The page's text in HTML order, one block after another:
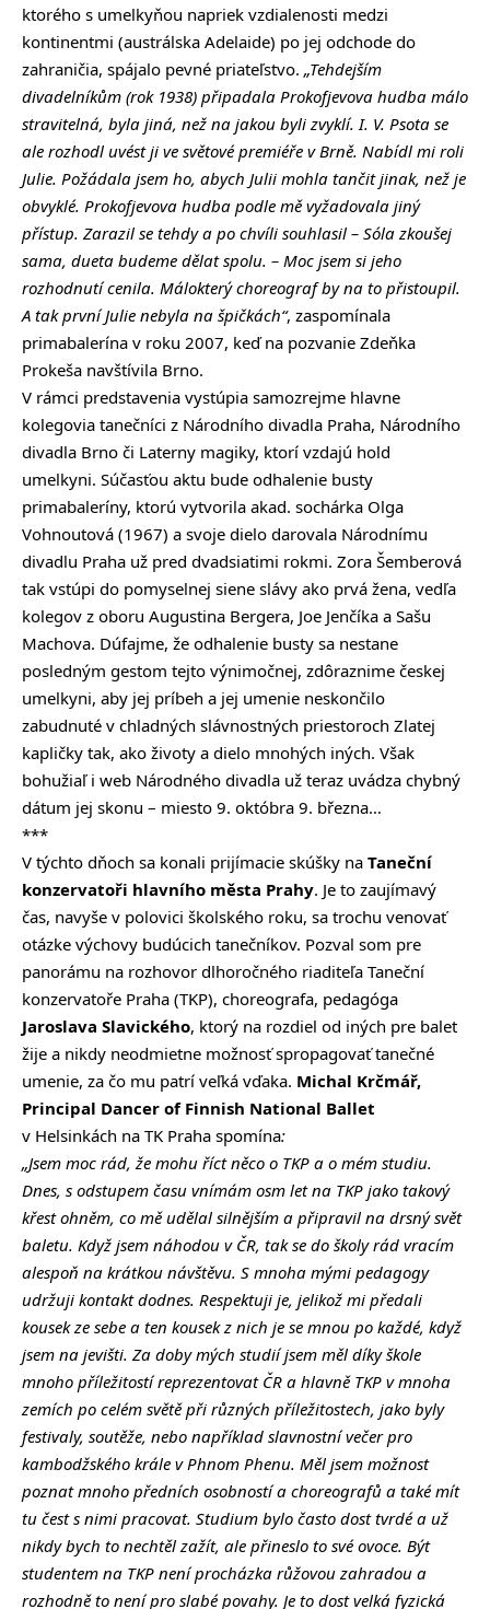
ktorého s umelkyňou napriek vzdialenosti medzi
kontinentmi (austrálska Adelaide) po jej odchode do
zahraničia, spájalo pevné priateľstvo. „Tehdejším
divadelníkům (rok 1938) připadala Prokofjevova hudba málo
stravitelná, byla jiná, než na jakou byli zvyklí. I. V. Psota se
ale rozhodl uvést ji ve světové premiéře v Brně. Nabídl mi roli
Julie. Požádala jsem ho, abych Julii mohla tančit jinak, než je
obvyklé. Prokofjevova hudba podle mě vyžadovala jiný
přístup. Zarazil se tehdy a po chvíli souhlasil – Sóla zkoušej
sama, dueta budeme dělat spolu. – Moc jsem si jeho
rozhodnutí cenila. Málokterý choreograf by na to přistoupil.
A tak první Julie nebyla na špičkách“, zaspomínala
primabalerína v roku 2007, keď na pozvanie Zdeňka
Prokeša navštívila Brno.
V rámci predstavenia vystúpia samozrejme hlavne
kolegovia tanečníci z Národního divadla Praha, Národního
divadla Brno či Laterny magiky, ktorí vzdajú hold
umelkyni. Súčasťou aktu bude odhalenie busty
primabaleríny, ktorú vytvorila akad. sochárka Olga
Vohnoutová (1967) a svoje dielo darovala Národnímu
divadlu Praha už pred dvadsiatimi rokmi. Zora Šemberová
tak vstúpi do pomyselnej siene slávy ako prvá žena, vedľa
kolegov z oboru Augustina Bergera, Joe Jenčíka a Sašu
Machova. Dúfajme, že odhalenie busty sa nestane
posledným gestom tejto výnimočnej, zdôraznime českej
umelkyni, aby jej príbeh a jej umenie neskončilo
zabudnuté v chladných slávnostných priestoroch Zlatej
kapličky tak, ako životy a dielo mnohých iných. Však
bohužiaľ i web Národného divadla už teraz uvádza chybný
dátum jej skonu – miesto 9. októbra 9. března…
***
V týchto dňoch sa konali prijímacie skúšky na Taneční
konzervatoři hlavního města Prahy. Je to zaujímavý
čas, navyše v polovici školského roku, sa trochu venovať
otázke výchovy budúcich tanečníkov. Pozval som pre
panorámu na rozhovor dlhoročného riaditeľa Taneční
konzervatoře Praha (TKP), choreografa, pedagóga
Jaroslava Slavického, ktorý na rozdiel od iných pre balet
žije a nikdy neodmietne možnosť spropagovať tanečné
umenie, za čo mu patrí veľká vďaka. Michal Krčmář,
Principal Dancer of Finnish National Ballet
v Helsinkách na TK Praha spomína:
„Jsem moc rád, že mohu říct něco o TKP a o mém studiu.
Dnes, s odstupem času vnímám osm let na TKP jako takový
křest ohněm, co mě udělal silnějším a připravil na drsný svět
baletu. Když jsem náhodou v ČR, tak se do školy rád vracím
alespoň na krátkou návštěvu. S mnoha mými pedagogy
udržuji kontakt dodnes. Respektuji je, jelikož mi předali
kousek ze sebe a ten kousek z nich je se mnou po každé, když
jsem na jevišti. Za doby mých studií jsem měl díky škole
mnoho příležitostí reprezentovat ČR a hlavně TKP v mnoha
zemích po celém světě při různých příležitostech, jako byly
festivaly, soutěže, nebo například slavnostní večer pro
kambodžského krále v Phnom Phenu. Měl jsem možnost
poznat mnoho předních osobností a choreografů a také mít
tu čest s nimi pracovat. Studium bylo často dost tvrdé a už
nikdy bych to nechtěl zažít, ale přineslo to své ovoce. Být
studentem na TKP není procházka růžovou zahradou a
rozhodně to není pro slabé povahy. Je to dost velká fyzická